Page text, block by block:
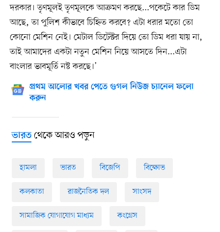
দরকার। তৃণমূলই তৃণমূলকে আক্রমণ করছে...পকেটে কার ডিম
আছে, তা পুলিশ কীভাবে চিহ্নিত করবে? এটা ধরার মতো তো
কোনো মেশিন নেই। মেটাল ডিটেক্টর দিয়ে তো ডিম ধরা যায় না,
তাই আমাদের একটা নতুন মেশিন নিয়ে আসতে দিন...এটা
বাংলার ভাবমূর্তি নষ্ট করছে।’
প্রথম আলোর খবর পেতে গুগল নিউজ চ্যানেল ফলো
করুন
ভারতথেকে আরও পড়ুন
হামলা ভারত বিজেপি বিক্ষোভ
কলকাতা রাজনৈতিক দল সাংসদ
সামাজিক যোগাযোগ মাধ্যম কংগ্রেস